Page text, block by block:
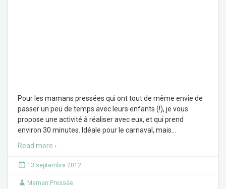
Pour les mamans pressées qui ont tout de même envie de
passer un peu de temps avec leurs enfants (!), je vous
propose une activité à réaliser avec eux, et qui prend
environ 30 minutes. Idéale pour le carnaval, mais
Read more ›
13 septembre 2012
Maman Pressée